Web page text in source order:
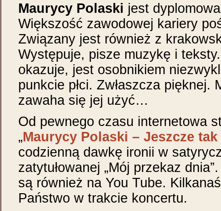
Maurycy Polaski jest
Większość zawodowej kariery
Związany jest również z
Występuje, pisze muzykę i
okazuje, jest osobnikiem
punkcie płci. Zwłaszcza pięknej.
zawaha się jej użyć…
Od pewnego czasu internetowa
„Maurycy Polaski – Jeszcze tak
codzienną dawkę ironii w
zatytułowanej „Mój przekaz
są również na You Tube.
Państwo w trakcie koncertu.